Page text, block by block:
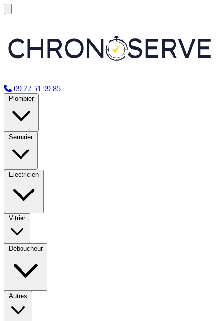
09 72 51 99 85
Plombier
Serrurier
Électricien
Vitrier
Déboucheur
Autres